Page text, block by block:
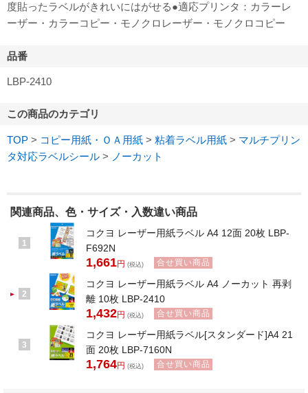
度貼ったラベルがきれいにはがせる●適応プリンタ：カラーレ
ーザー・カラーコピー・モノクロレーザー・モノクロコピー
品番
LBP-2410
この商品のカテゴリ
TOP > コピー用紙・ＯＡ用紙 > 粘着ラベル用紙 > マルチプリン
タ対応ラベルシール > ノーカット
関連商品、色・サイズ・入数違い商品
1
コクヨ レーザー用紙ラベル A4 12面 20枚 LBP-
F692N
1,661円 (税込) 合せ買い商品
2
コクヨ レーザー用紙ラベル A4 ノーカット 再剥
離 10枚 LBP-2410
1,432円 (税込) 合せ買い商品
3
コクヨ レーザー用紙ラベル[スタンダード]A4 21
面 20枚 LBP-7160N
1,764円 (税込) 合せ買い商品